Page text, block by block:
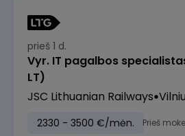
prieš 1 d.
Vyr. IT pagalbos
LT)
JSC Lithuanian Railways
2330 - 3500 €/mėn. Prieš